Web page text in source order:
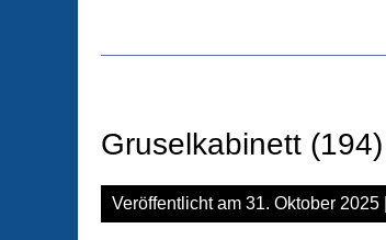
Gruselkabinett
Veröffentlicht am 31. Oktober 2025